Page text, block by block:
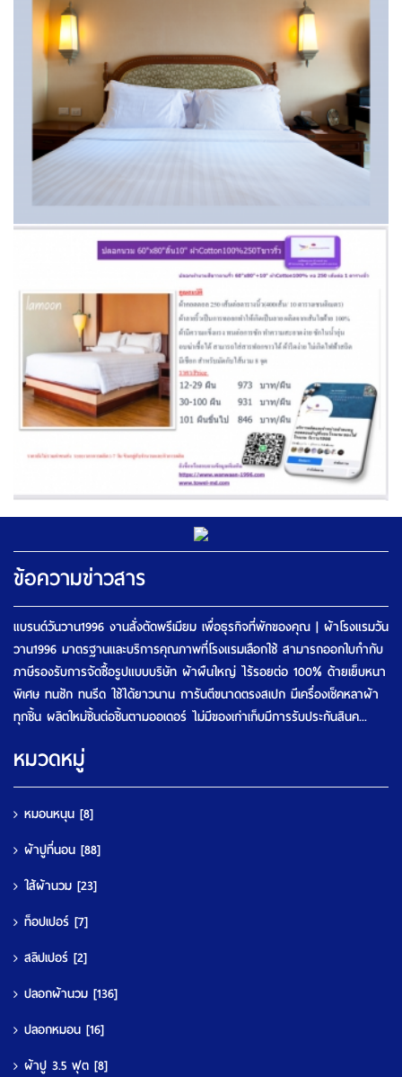
ข้อความข่าวสาร
แบรนด์วันวาน1996 งานสั่งตัดพรีเมียม เพื่อธุรกิจที่พักของคุณ | ผ้าโรงแรมวัน
วาน1996 มาตรฐานและบริการคุณภาพที่โรงแรมเลือกใช้ สามารถออกใบกำกับ
ภาษีรองรับการจัดซื้อรูปแบบบริษัท ผ้าผืนใหญ่ ไร้รอยต่อ 100% ด้ายเย็บหนา
พิเศษ ทนซัก ทนรีด ใช้ได้ยาวนาน การันตีขนาดตรงสเปก มีเครื่องเช็คหลาผ้า
ทุกชิ้น ผลิตใหม่ชิ้นต่อชิ้นตามออเดอร์ ไม่มีของเก่าเก็บมีการรับประกันสินค...
หมวดหมู่
หมอนหนุน [8]
ผ้าปูที่นอน [88]
ใส้ผ้านวม [23]
ท็อปเปอร์ [7]
สลิปเปอร์ [2]
ปลอกผ้านวม [136]
ปลอกหมอน [16]
ผ้าปู 3.5 ฟุต [8]